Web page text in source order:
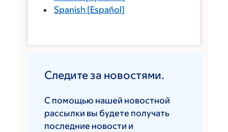
Spanish [Español]
Следите за новостями.
С помощью нашей новостной
рассылки вы будете получать
последние новости и